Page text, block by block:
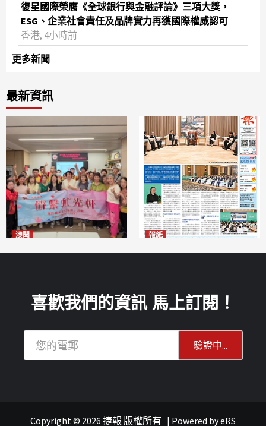
復星國際榮膺《全球銀行與金融評論》三項大獎，
ESG、企業社會責任及品牌實力再獲國際權威認可
香港, 4小時前
更多新聞
最新資訊
澳聞 報紙
喜歡我們的資訊 馬上訂閱！
Copyright © 2026 捷報 版權所有 | Powered byeRS